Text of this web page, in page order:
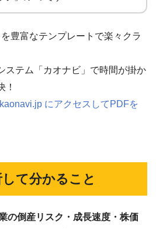
豊富なテンプレートで楽々クラ
ステム「カオナビ」で時間が掛か
！
にアクセスしてPDFを
て分かること
の倒産リスク・成長速度・株価